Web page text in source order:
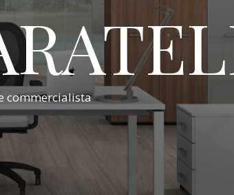
commercialista